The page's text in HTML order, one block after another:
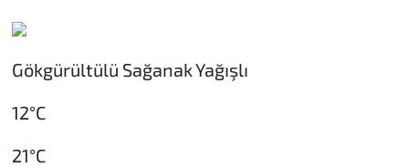
Gökgürültülü Sağanak Yağışlı
12°C
21°C